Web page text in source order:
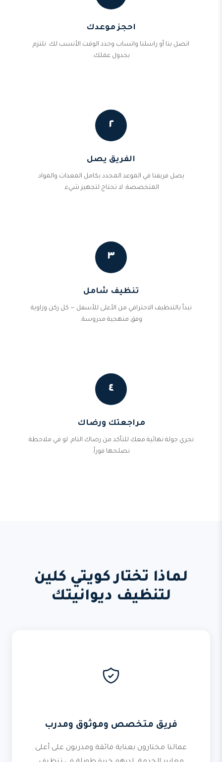
احجز موعدك
اتصل بنا أو راسلنا واتساب وحدد الوقت الأنسب لك. نلتزم
بجدول عملك.
٢
الفريق يصل
يصل فريقنا في الموعد المحدد بكامل المعدات والمواد
المتخصصة. لا تحتاج لتجهيز شيء.
٣
تنظيف شامل
نبدأ بالتنظيف الاحترافي من الأعلى للأسفل — كل ركن وزاوية
وفق منهجية مدروسة.
٤
مراجعتك ورضاك
نجري جولة نهائية معك للتأكد من رضاك التام. لو في ملاحظة
نصلحها فوراً.
لماذا تختار كويتي كلين
لتنظيف ديوانيتك
فريق متخصص وموثوق ومدرب
عمالنا مختارون بعناية فائقة ومدربون على أعلى